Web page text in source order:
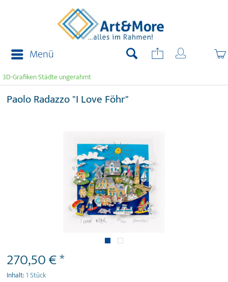
Menü
3D-Grafiken Städte ungerahmt
Paolo Radazzo "I Love Föhr"
270,50 € *
Inhalt:1 Stück